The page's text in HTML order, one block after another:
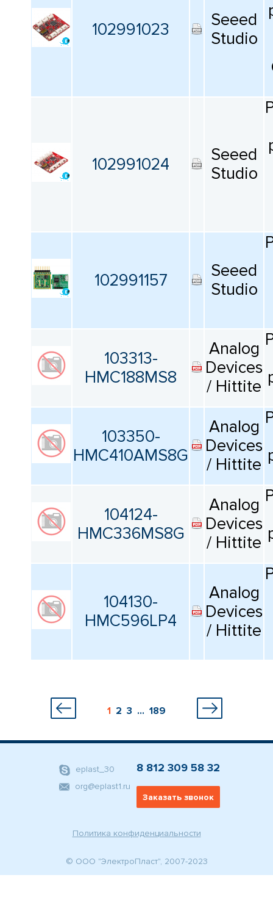
102991023
Seeed
Studio
102991024
Seeed
Studio
102991157
Seeed
Studio
103313-
HMC188MS8
Analog
Devices
/ Hittite
103350-
HMC410AMS8G
Analog
Devices
/ Hittite
104124-
HMC336MS8G
Analog
Devices
/ Hittite
104130-
HMC596LP4
Analog
Devices
/ Hittite
1 2 3 ... 189
Политика конфиденциальности
eplast_30
org@eplast1.ru
8 812 309 58 32
Заказать звонок
© ООО "ЭлектроПласт", 2007-2023